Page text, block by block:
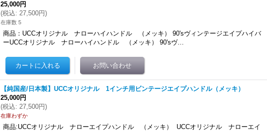
25,000円
(税込: 27,500円)
在庫数 5
商品：UCCオリジナル ナローハイハンドル （メッキ） 90'sヴィンテージエイプハイバ
ーUCCオリジナル ナローハイハンドル （メッキ） 90'sヴ…
【純国産/日本製】UCCオリジナル 1インチ用ビンテージエイプハンドル（メッキ）
25,000円
(税込: 27,500円)
在庫わずか
商品:UCCオリジナル ナローエイプハンドル （メッキ） UCCオリジナル ナローエイ